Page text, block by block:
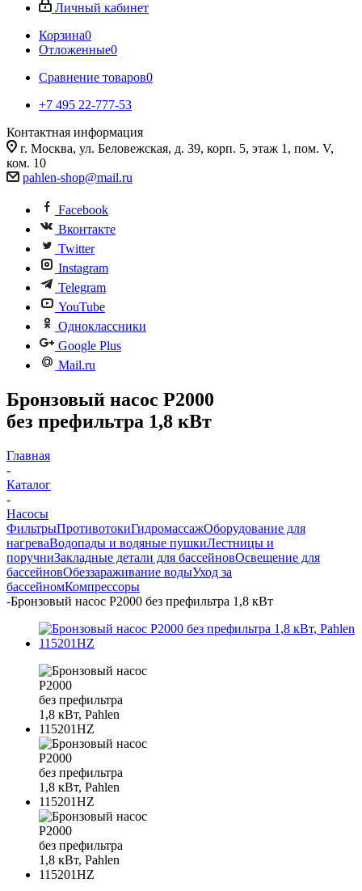
Личный кабинет
Корзина0
Отложенные0
Сравнение товаров0
+7 495 22-777-53
Контактная информация
г. Москва, ул. Беловежская, д. 39, корп. 5, этаж 1, пом. V,
ком. 10
pahlen-shop@mail.ru
Facebook
Вконтакте
Twitter
Instagram
Telegram
YouTube
Одноклассники
Google Plus
Mail.ru
Бронзовый насос P2000
без префильтра 1,8 кВт
Главная
-
Каталог
-
Насосы
ФильтрыПротивотокиГидромассажОборудование для
нагреваВодопады и водяные пушкиЛестницы и
поручниЗакладные детали для бассейновОсвещение для
бассейновОбеззараживание водыУход за
бассейномКомпрессоры
-Бронзовый насос P2000 без префильтра 1,8 кВт